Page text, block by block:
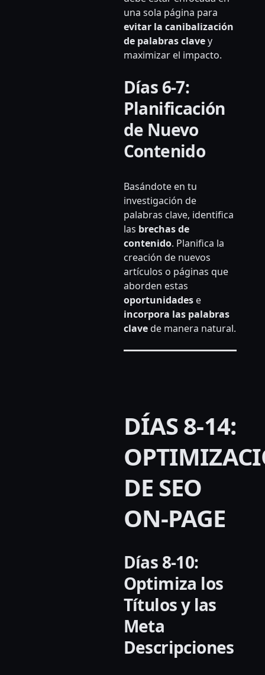
una sola página para
evitar la canibalización
de palabras clavey
maximizar el impacto.
Días 6-7:
Planificación
de Nuevo
Contenido
Basándote en tu
investigación de
palabras clave, identifica
las brechas de
contenido. Planifica la
creación de nuevos
artículos o páginas que
aborden estas
oportunidadese
incorpora las palabras
clavede manera natural.
DÍAS 8-14:
DE SEO
ON-PAGE
Días 8-10:
Optimiza los
Títulos y las
Meta
Descripciones